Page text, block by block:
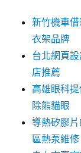
新竹機車
衣架品牌
台北網頁
店推薦
高雄眼科
除熊貓眼
導熱矽膠
區熱泵維修